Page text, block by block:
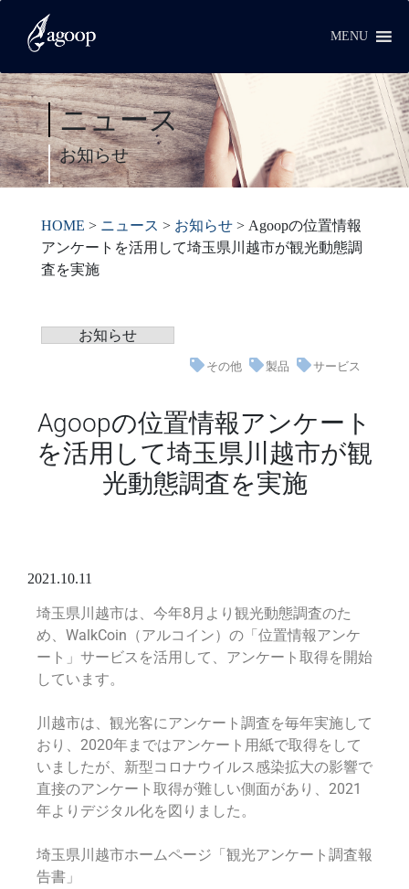
MENU
ニュース
お知らせ
HOME > ニュース > お知らせ> Agoopの位置情報
アンケートを活用して埼玉県川越市が観光動態調
査を実施
お知らせ
その他 製品 サービス
Agoopの位置情報アンケート
を活用して埼玉県川越市が観
光動態調査を実施
2021.10.11
埼玉県川越市は、 今年8月より 観光動態調査のた
め、 WalkCoin （アルコイン）の「位置情報アンケ
ート」 サービスを活用して、アンケート取得を開始
しています。
川越市は、 観光客にアンケート調査を毎年実施して
おり、 2020年まではアンケート用紙で取得をして
いましたが、新型コロナウイルス感染拡大の影響で
直接のアンケート取得が難しい側面があり、2021
年よりデジタル化を図りました。
埼玉県川越市ホームページ「観光アンケート調査報
告書」